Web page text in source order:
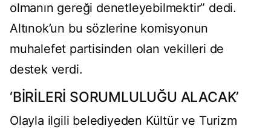
olmanın gereği denetleyebilmektir” dedi.
Altınok’un bu sözlerine komisyonun
muhalefet partisinden olan vekilleri de
destek verdi.
‘BİRİLERİ SORUMLULUĞU ALACAK’
Olayla ilgili belediyeden Kültür ve Turizm